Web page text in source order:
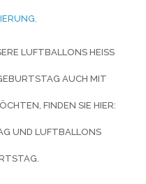
LUFTBALLONS HEISS B
AUCH MIT L
FINDEN SIE HIER:
UND LUFTBALLONS